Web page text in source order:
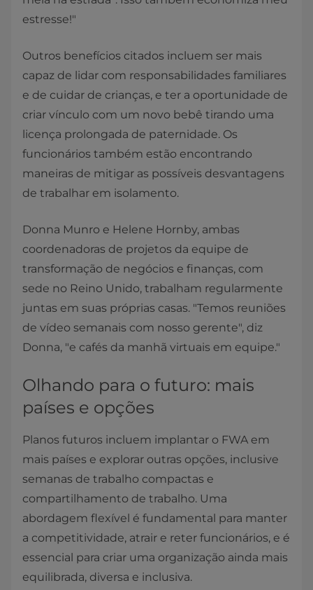
estresse!"
Outros benefícios citados incluem ser mais
capaz de lidar com responsabilidades familiares
e de cuidar de crianças, e ter a oportunidade de
criar vínculo com um novo bebê tirando uma
licença prolongada de paternidade. Os
funcionários também estão encontrando
maneiras de mitigar as possíveis desvantagens
de trabalhar em isolamento.
Donna Munro e Helene Hornby, ambas
coordenadoras de projetos da equipe de
transformação de negócios e finanças, com
sede no Reino Unido, trabalham regularmente
juntas em suas próprias casas. "Temos reuniões
de vídeo semanais com nosso gerente", diz
Donna, "e cafés da manhã virtuais em equipe."
Olhando para o futuro: mais
países e opções
Planos futuros incluem implantar o FWA em
mais países e explorar outras opções, inclusive
semanas de trabalho compactas e
compartilhamento de trabalho. Uma
abordagem flexível é fundamental para manter
a competitividade, atrair e reter funcionários, e é
essencial para criar uma organização ainda mais
equilibrada, diversa e inclusiva.